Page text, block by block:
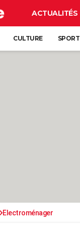
ACTUALITÉS
CULTURE SPORT
Electroménager